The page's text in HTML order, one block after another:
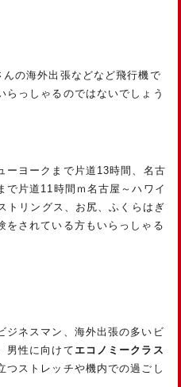
の海外出張などなど飛行機で
らっしゃるのではないでしょう
ーヨークまで片道13時間、名古
片道11時間ｍ名古屋～ハワイ
リングス、お尻、ふくらはぎ
をされている方もいらっしゃる
ジネスマン、海外出張の多いビ
男性に向けて エコノミークラス
つストレッチや機内での過ごし